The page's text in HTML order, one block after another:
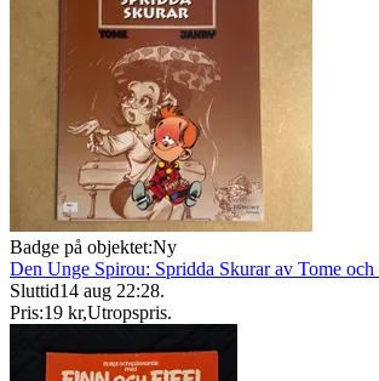
Badge på objektet:Ny
Den Unge Spirou: Spridda Skurar av Tome och
Sluttid14 aug 22:28.
Pris:19 kr,Utropspris.